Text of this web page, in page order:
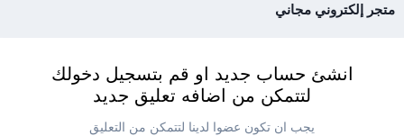
متجر إلكتروني مجاني
انشئ حساب جديد او قم بتسجيل دخولك
لتتمكن من اضافه تعليق جديد
يجب ان تكون عضوا لدينا لتتمكن من التعليق